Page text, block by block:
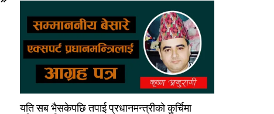
यति सब भैसकेपछि तपाई प्रधानमन्त्रीको कुर्चिमा